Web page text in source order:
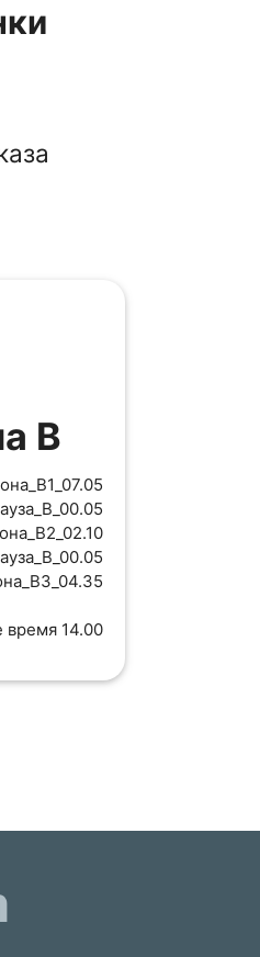
B
14.00